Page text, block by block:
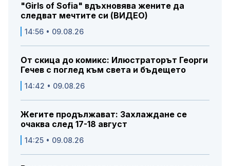
"Girls of Sofia" вдъхновява жените да
следват мечтите си (ВИДЕО)
14:56 • 09.08.26
От скица до комикс: Илюстраторът Георги
Гечев с поглед към света и бъдещето
14:42 • 09.08.26
Жегите продължават: Захлаждане се
очаква след 17-18 август
14:25 • 09.08.26